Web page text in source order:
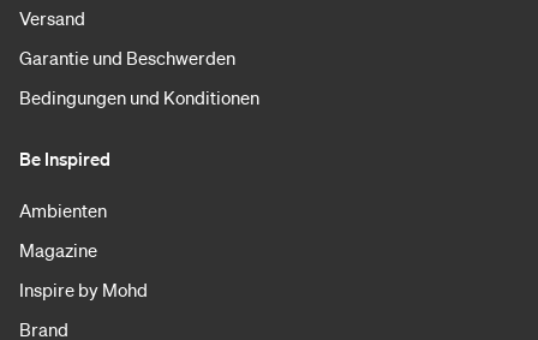
Versand
Garantie und Beschwerden
Bedingungen und Konditionen
Be Inspired
Ambienten
Magazine
Inspire by Mohd
Brand